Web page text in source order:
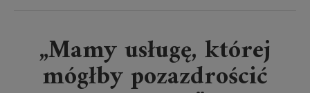
„Mamy usługę, której
mógłby pozazdrościć